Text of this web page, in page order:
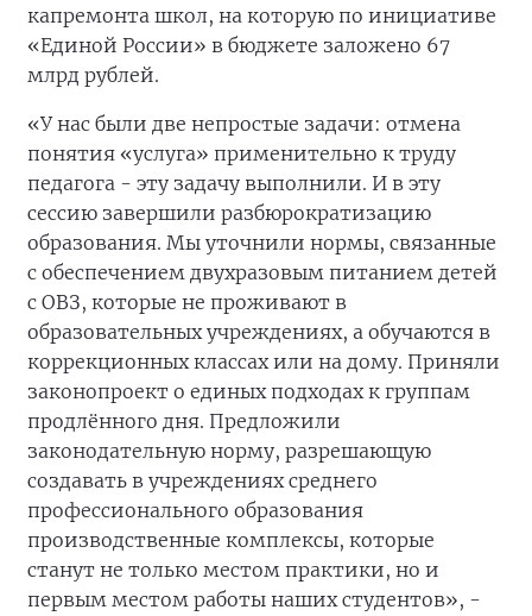
капремонта школ, на которую по инициативе
«Единой России» в бюджете заложено 67
млрд рублей.
«У нас были две непростые задачи: отмена
понятия «услуга» применительно к труду
педагога - эту задачу выполнили. И в эту
сессию завершили разбюрократизацию
образования. Мы уточнили нормы, связанные
с обеспечением двухразовым питанием детей
с ОВЗ, которые не проживают в
образовательных учреждениях, а обучаются в
коррекционных классах или на дому. Приняли
законопроект о единых подходах к группам
продлённого дня. Предложили
законодательную норму, разрешающую
создавать в учреждениях среднего
профессионального образования
производственные комплексы, которые
станут не только местом практики, но и
первым местом работы наших студентов», -